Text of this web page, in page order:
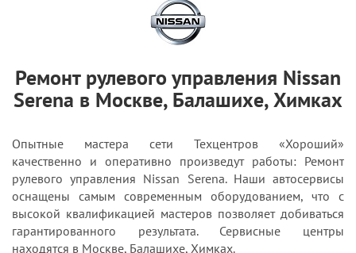
Ремонт рулевого управления Nissan
Serena в Москве, Балашихе, Химках
Опытные мастера сети Техцентров «Хороший»
качественно и оперативно произведут работы: Ремонт
рулевого управления Nissan Serena. Наши автосервисы
оснащены самым современным оборудованием, что с
высокой квалификацией мастеров позволяет добиваться
гарантированного результата. Сервисные центры
находятся в Москве, Балашихе, Химках.